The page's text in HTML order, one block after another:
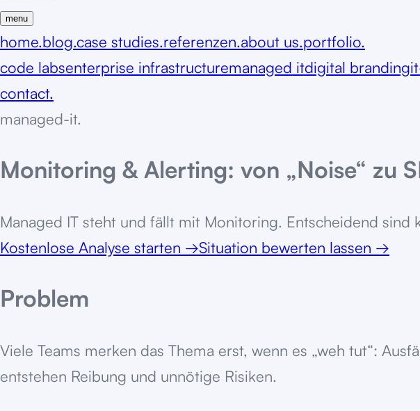
menu
home.blog.case studies.referenzen.about us.portfolio.
code labsenterprise infrastructuremanaged itdigital branding
contact.
managed-it.
Monitoring & Alerting: von „Noise“ zu
Managed IT steht und fällt mit Monitoring. Entscheidend sind
Kostenlose Analyse starten →Situation bewerten lassen →
Problem
Viele Teams merken das Thema erst, wenn es „weh tut“:
entstehen Reibung und unnötige Risiken.